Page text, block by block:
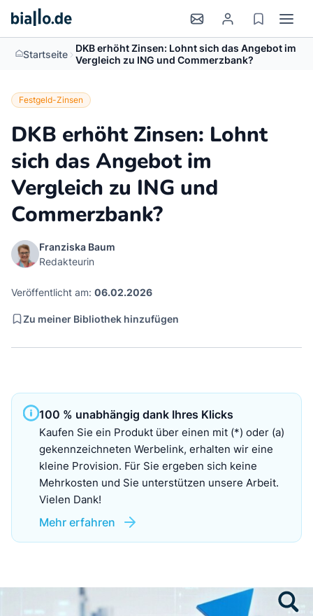
Startseite > DKB erhöht Zinsen: Lohnt sich das Angebot im
Vergleich zu ING und Commerzbank?
Festgeld-Zinsen
DKB erhöht Zinsen: Lohnt
sich das Angebot im
Vergleich zu ING und
Commerzbank?
Franziska Baum
Redakteurin
Veröffentlicht am: 06.02.2026
Zu meiner Bibliothek hinzufügen
100 % unabhängig dank Ihres Klicks
Kaufen Sie ein Produkt über einen mit (*) oder (a)
gekennzeichneten Werbelink, erhalten wir eine
kleine Provision. Für Sie ergeben sich keine
Mehrkosten und Sie unterstützen unsere Arbeit.
Vielen Dank!
Mehr erfahren